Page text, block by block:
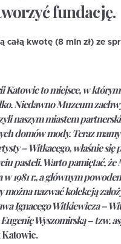
fundację.
całą kwotę (8 mln zł) ze
to miejsce, w
Niedawno Muzeum
naszym miastem
domów mody. Teraz
– Witkacego, właśnie
pasteli. Warto pamiętać,
w 1981 r., a głównym
nazwać kolekcją
Ignacego Witkiewicza –
Wyszomirską – tzw.